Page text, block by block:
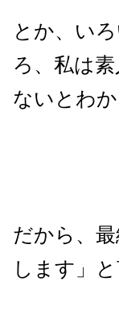
とか、い
ろ、私は
ないとわか
だから、
します」と